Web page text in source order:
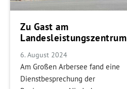
Zu Gast am
Landesleistungszentrum
6. August 2024
Am Großen Arbersee fand eine
Dienstbesprechung der